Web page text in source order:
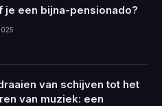
je een bijna-pensionado?
van schijven tot het
van muziek: een